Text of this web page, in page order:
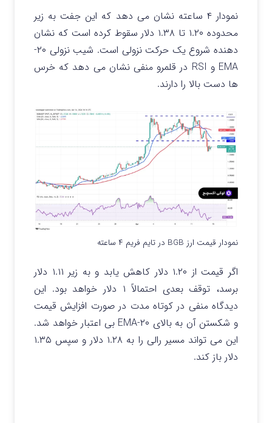
نمودار ۴ ساعته نشان می دهد که این جفت به زیر
محدوده ۱.۲۰ تا ۱.۳۸ دلار سقوط کرده است که نشان
دهنده شروع یک حرکت نزولی است. شیب نزولی ۲۰-
EMA و RSI در قلمرو منفی نشان می دهد که خرس
ها دست بالا را دارند.
نمودار قیمت ارز BGB در تایم فریم ۴ ساعته
اگر قیمت از ۱.۲۰ دلار کاهش یابد و به زیر ۱.۱۱ دلار
برسد، توقف بعدی احتمالاً ۱ دلار خواهد بود. این
دیدگاه منفی در کوتاه مدت در صورت افزایش قیمت
و شکستن آن به بالای ۲۰-EMA بی اعتبار خواهد شد.
این می تواند مسیر رالی را به ۱.۲۸ دلار و سپس ۱.۳۵
دلار باز کند.